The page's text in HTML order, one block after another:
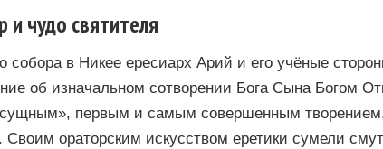
и чудо святителя
собора в Никее ересиарх Арий и его учёные
об изначальном сотворении Бога Сына Богом
первым и самым совершенным
ораторским искусством еретики сумели